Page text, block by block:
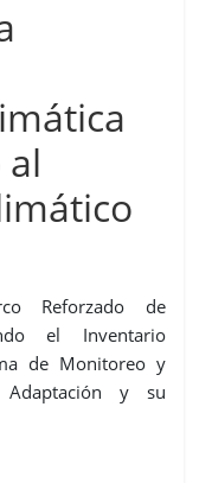
Reforzado de
el Inventario
de Monitoreo y
y su